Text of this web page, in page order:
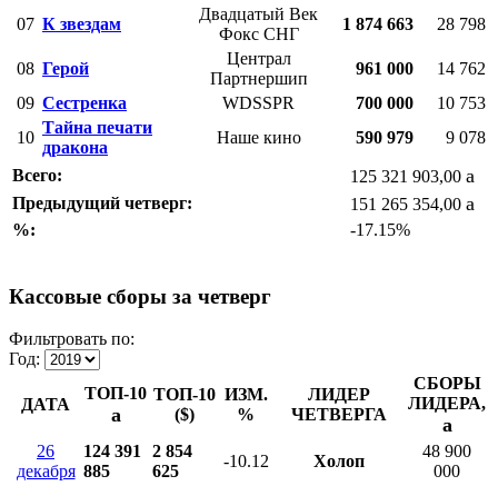
07 К звездам
Двадцатый Век
Фокс СНГ
1 874 663 28 798
08 Герой
Централ
Партнершип
961 000
14 762
09 Сестренка WDSSPR 700 000
10 753
10
Тайна печати
дракона
Наше кино 590 979
9 078
Всего:
125 321 903,00 a
Предыдущий четверг: 151 265 354,00 a
%: -17.15%
Кассовые сборы за четверг
Фильтровать по:
Год:
ДАТА
ТОП-10
a
ТОП-10
($)
ИЗМ.
%
ЛИДЕР
ЧЕТВЕРГА
СБОРЫ
ЛИДЕРА,
a
26
декабря
124 391
885
2 854
625
-10.12 Холоп
48 900
000